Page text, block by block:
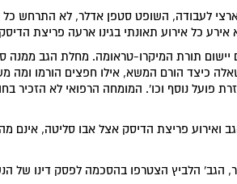
לעבודה, השופט סטפן אדלר, לא התרחש כל
כל אירוע תאונתי בגינו ארעה פריצת
תורת המיקרו-טראומה. מחלת הגב ממנה
כיצד הורם המשא, אילו חפצים הורמו ומה
פועל נוסף וכו'. המומחה הרפואי לא הזכיר
ואירוע פריצת הדיסק אצל אבו סליטה, אינם
הגב' הלביץ הצטרפו בהסכמה לפסק דינו של